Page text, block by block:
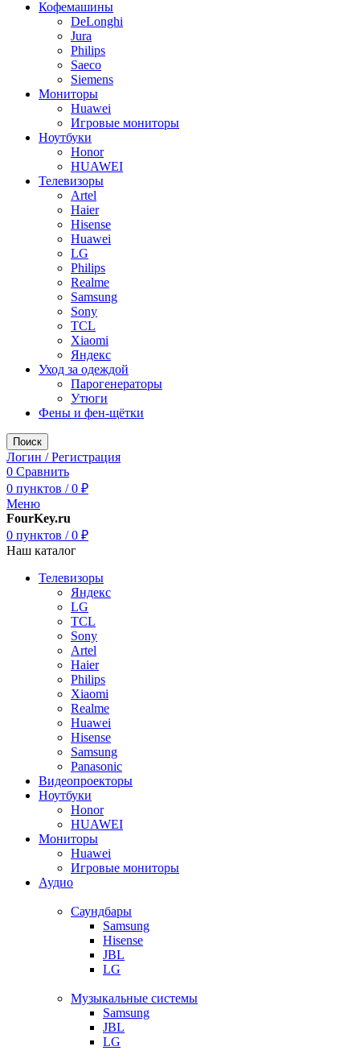
Кофемашины
DeLonghi
Jura
Philips
Saeco
Siemens
Мониторы
Huawei
Игровые мониторы
Ноутбуки
Honor
HUAWEI
Телевизоры
Artel
Haier
Hisense
Huawei
LG
Philips
Realme
Samsung
Sony
TCL
Xiaomi
Яндекс
Уход за одеждой
Парогенераторы
Утюги
Фены и фен-щётки
Поиск
Логин / Регистрация
0 Сравнить
0 пунктов / 0 ₽
Меню
FourKey.ru
0 пунктов / 0 ₽
Наш каталог
Телевизоры
Яндекс
LG
TCL
Sony
Artel
Haier
Philips
Xiaomi
Realme
Huawei
Hisense
Samsung
Panasonic
Видеопроекторы
Ноутбуки
Honor
HUAWEI
Мониторы
Huawei
Игровые мониторы
Аудио
Саундбары
Samsung
Hisense
JBL
LG
Музыкальные системы
Samsung
JBL
LG